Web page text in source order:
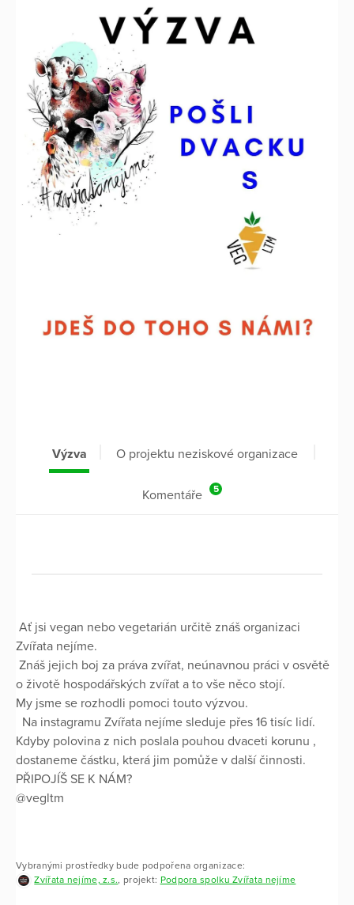
Výzva O projektu neziskové organizace
Komentáře 5
Ať jsi vegan nebo vegetarián určitě znáš organizaci
Zvířata nejíme.
Znáš jejich boj za práva zvířat, neúnavnou práci v osvětě
o životě hospodářských zvířat a to vše něco stojí.
My jsme se rozhodli pomoci touto výzvou.
Na instagramu Zvířata nejíme sleduje přes 16 tisíc lidí.
Kdyby polovina z nich poslala pouhou dvaceti korunu ,
dostaneme částku, která jim pomůže v další činnosti.
PŘIPOJÍŠ SE K NÁM?
@vegltm
Vybranými prostředky bude podpořena organizace:
Zvířata nejíme, z.s., projekt: Podpora spolku Zvířata nejíme